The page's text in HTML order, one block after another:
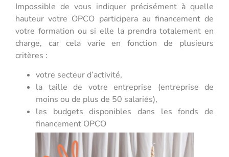
Impossible de vous indiquer précisément à quelle
hauteur votre OPCO participera au financement de
votre formation ou si elle la prendra totalement en
charge, car cela varie en fonction de plusieurs
critères :
votre secteur d’activité,
la taille de votre entreprise (entreprise de
moins ou de plus de 50 salariés),
les budgets disponibles dans les fonds de
financement OPCO